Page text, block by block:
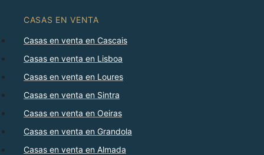
CASAS EN VENTA
Casas en venta en Cascais
Casas en venta en Lisboa
Casas en venta en Loures
Casas en venta en Sintra
Casas en venta en Oeiras
Casas en venta en Grandola
Casas en venta en Almada